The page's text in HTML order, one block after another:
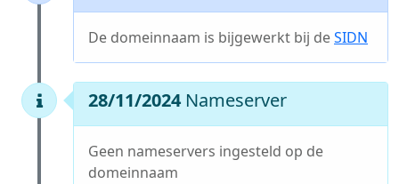
De domeinnaam is bijgewerkt bij deSIDN
28/11/2024 Nameserver
Geen nameservers ingesteld op de
domeinnaam